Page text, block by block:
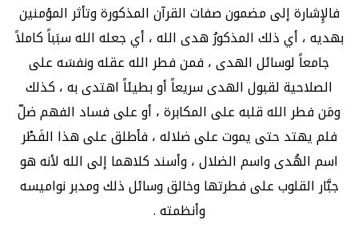
فالإِشارة إلى مضمون صفات القرآن المذكورة وتأثر المؤمنين
بهديه ، أي ذلك المذكورُ هدى الله ، أي جعله الله سبَباً كاملاً
جامعاً لوسائل الهدى ، فمن فطر الله عقله ونفسَه على
الصلاحية لقبول الهدى سريعاً أو بطيئاً اهتدى به ، كذلك
ومَن فطر الله قلبه على المكابرة ، أو على فساد الفهم ضلّ
فلم يهتد حتى يموت على ضلاله ، فأطلق على هذا الفَطْر
اسم الهُدى واسم الضلال ، وأسند كلاهما إلى الله لأنه هو
جبَّار القلوب على فطرتها وخالق وسائل ذلك ومدبر نواميسه
وأنظمته .